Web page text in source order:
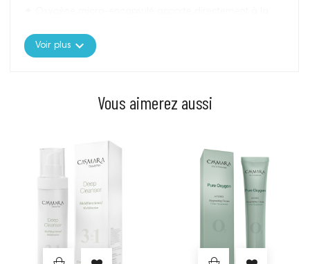
✦ Activité cellulaire multipliée par 3.
l’oxygène dont votre besoin a besoin.
Peau radieuse et lumineuse.
Actifs significatifs
Voir plus expand_more
Vous aimerez aussi